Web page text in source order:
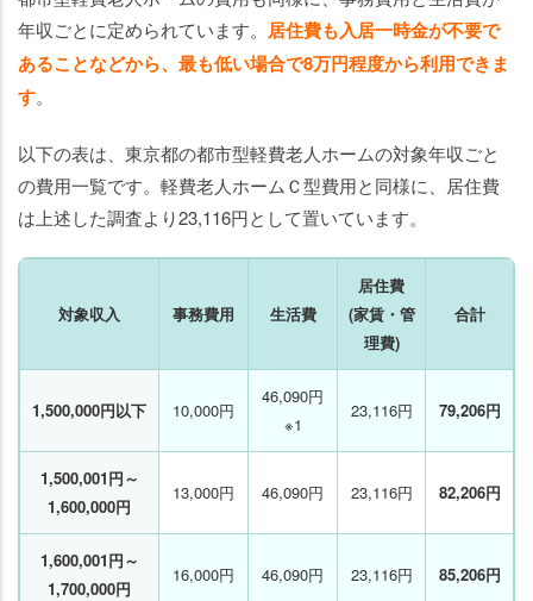
年収ごとに定められています。 居住費も入居一時金が不要で
あることなどから、最も低い場合で8万円程度から利用できま
す。
以下の表は、東京都の都市型軽費老人ホームの対象年収ごと
の費用一覧です。軽費老人ホームＣ型費用と同様に、居住費
は上述した調査より23,116円として置いています。
対象収入 事務費用 生活費
居住費
(家賃・管
理費)
合計
1,500,000円以下 10,000円
46,090円
※1
23,116円 79,206円
1,500,001円～
1,600,000円
13,000円 46,090円 23,116円 82,206円
1,600,001円～
1,700,000円
16,000円 46,090円 23,116円 85,206円